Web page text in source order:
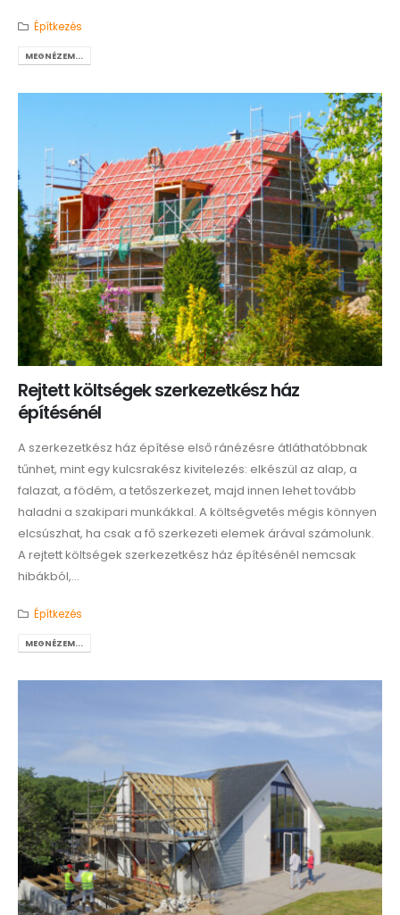
Építkezés
MEGNÉZEM...
Rejtett költségek szerkezetkész ház
építésénél
A szerkezetkész ház építése első ránézésre átláthatóbbnak
tűnhet, mint egy kulcsrakész kivitelezés: elkészül az alap, a
falazat, a födém, a tetőszerkezet, majd innen lehet tovább
haladni a szakipari munkákkal. A költségvetés mégis könnyen
elcsúszhat, ha csak a fő szerkezeti elemek árával számolunk.
A rejtett költségek szerkezetkész ház építésénél nemcsak
hibákból,...
Építkezés
MEGNÉZEM...